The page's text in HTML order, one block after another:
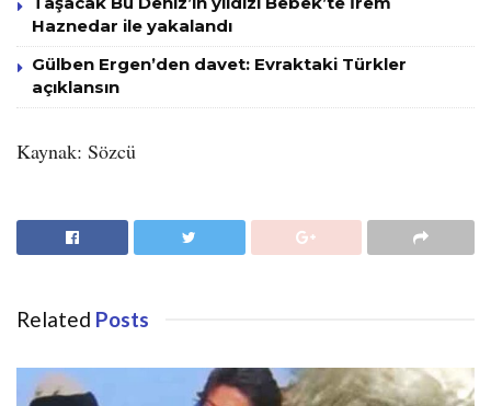
Haznedar ile yakalandı
Gülben Ergen’den davet: Evraktaki Türkler
açıklansın
Kaynak: Sözcü
Related Posts